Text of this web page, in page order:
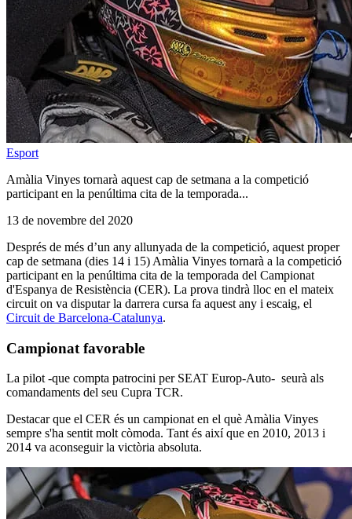
Esport
Amàlia Vinyes tornarà aquest cap de setmana a la competició
participant en la penúltima cita de la temporada...
13 de novembre del 2020
Després de més d’un any allunyada de la competició, aquest proper
cap de setmana (dies 14 i 15) Amàlia Vinyes tornarà a la competició
participant en la penúltima cita de la temporada del Campionat
d'Espanya de Resistència (CER). La prova tindrà lloc en el mateix
circuit on va disputar la darrera cursa fa aquest any i escaig, el
Circuit de Barcelona-Catalunya.
Campionat favorable
La pilot -que compta patrocini per SEAT Europ-Auto- seurà als
comandaments del seu Cupra TCR.
Destacar que el CER és un campionat en el què Amàlia Vinyes
sempre s'ha sentit molt còmoda. Tant és així que en 2010, 2013 i
2014 va aconseguir la victòria absoluta.